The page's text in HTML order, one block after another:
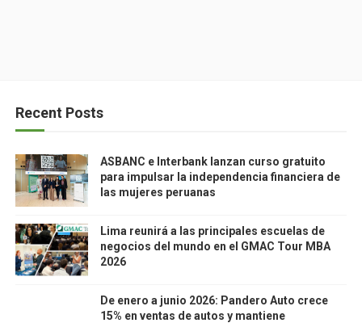
Recent Posts
ASBANC e Interbank lanzan curso gratuito
para impulsar la independencia financiera de
las mujeres peruanas
Lima reunirá a las principales escuelas de
negocios del mundo en el GMAC Tour MBA
2026
De enero a junio 2026: Pandero Auto crece
15% en ventas de autos y mantiene